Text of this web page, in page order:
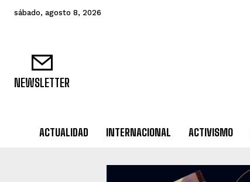
sábado, agosto 8, 2026
NEWSLETTER
ACTUALIDAD INTERNACIONAL ACTIVISMO